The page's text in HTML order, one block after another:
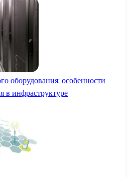
оборудования: особенности
в инфраструктуре